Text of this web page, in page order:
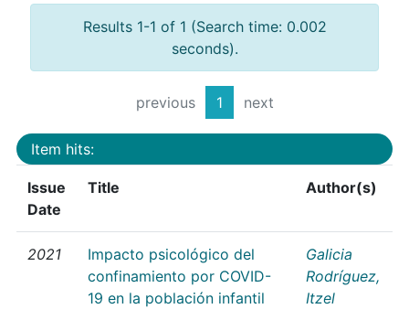
Results 1-1 of 1 (Search time: 0.002
seconds).
previous 1 next
Item hits:
Issue
Date
Title Author(s)
2021
Impacto psicológico del
confinamiento por COVID-
19 en la población infantil
Galicia
Rodríguez,
Itzel